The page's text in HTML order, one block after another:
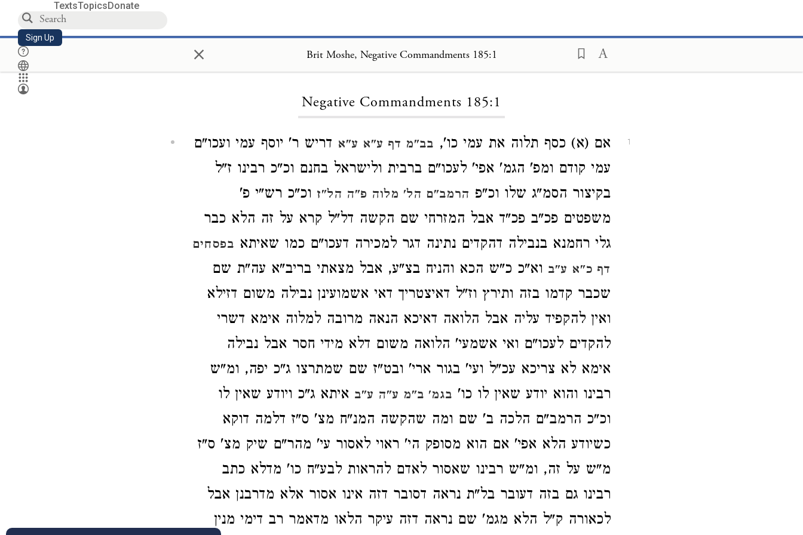
TextsTopicsDonate
Sign Up × Brit Moshe, Negative Commandments 185:1
Negative Commandments 185:1
1 אם (א) כסף תלוה את עמי כו', בב"מ דף ע"א ע"א דריש ר' יוסף עמי ועכו"ם
עמי קודם ומפ' הגמ' אפי' לעכו"ם ברבית ולישראל בחנם וכ"כ רבינו ז"ל
בקיצור הסמ"ג שלו וכ"פ הרמב"ם הל' מלוה פ"ה הל"ז וכ"כ רש"י פ'
משפטים פכ"ב פכ"ד אבל המזרחי שם הקשה דל"ל קרא על זה הלא כבר
גלי רחמנא בנבילה דהקדים נתינה דגר למכירה דעכו"ם כמו שאיתא בפסחים
דף כ"א ע"ב וא"כ כ"ש הכא והניח בצ"ע, אבל מצאתי בריב"א עה"ת שם
שכבר קדמו בזה ותירץ וז"ל דאיצטריך דאי אשמועינן נבילה משום דזילא
ואין להקפיד עליה אבל הלואה דאיכא הנאה מרובה למלוה אימא דשרי
להקדים לעכו"ם ואי אשמעי' הלואה משום דלא מידי חסר אבל נבילה
אימא לא צריכא עכ"ל ועי' בגור ארי' ובט"ז שם שמתרצו ג"כ יפה, ומ"ש
רבינו והוא יודע שאין לו כו' בגמ' ב"מ ע"ה ע"ב איתא ג"כ ויודע שאין לו
וכ"כ הרמב"ם הלכה ב' שם ומה שהקשה המנ"ח מצ' ס"ז דלמה דוקא
כשיודע הלא אפי' אם הוא מסופק הי' ראוי לאסור עי' מהר"ם שיק מצ' ס"ז
מ"ש על זה, ומ"ש רבינו שאסור לאדם להראות לבע"ח כו' מדלא כתב
רבינו גם בזה דעובר בל"ת נראה דסובר דזה אינו אסור אלא מדרבנן אבל
לכאורה ק"ל הלא מגמ' שם נראה דזה עיקר הלאו מדאמר רב דימי מנין